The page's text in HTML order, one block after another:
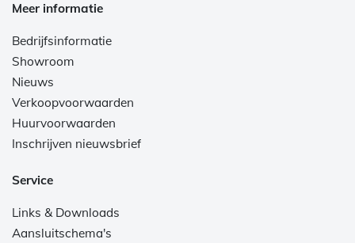
Meer informatie
Bedrijfsinformatie
Showroom
Nieuws
Verkoopvoorwaarden
Huurvoorwaarden
Inschrijven nieuwsbrief
Service
Links & Downloads
Aansluitschema's